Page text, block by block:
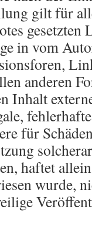
gilt für
in vom
anderen
Inhalt
für
haftet
wurde,